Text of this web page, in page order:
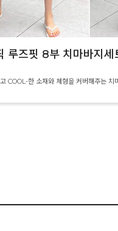
루즈핏 8부 치마바지세
COOL-한 소재와 체형을 커버해주는 치